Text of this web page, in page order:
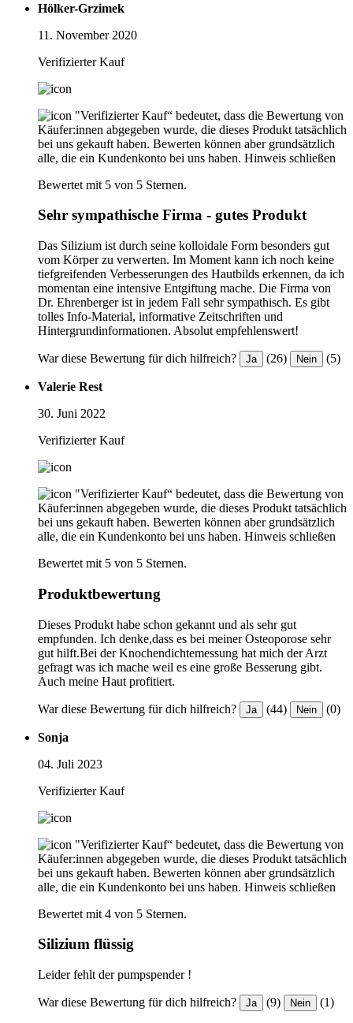
Hölker-Grzimek
11. November 2020
Verifizierter Kauf
"Verifizierter Kauf“ bedeutet, dass die Bewertung von
Käufer:innen abgegeben wurde, die dieses Produkt tatsächlich
bei uns gekauft haben. Bewerten können aber grundsätzlich
alle, die ein Kundenkonto bei uns haben. Hinweis schließen
Bewertet mit 5 von 5 Sternen.
Sehr sympathische Firma - gutes Produkt
Das Silizium ist durch seine kolloidale Form besonders gut
vom Körper zu verwerten. Im Moment kann ich noch keine
tiefgreifenden Verbesserungen des Hautbilds erkennen, da ich
momentan eine intensive Entgiftung mache. Die Firma von
Dr. Ehrenberger ist in jedem Fall sehr sympathisch. Es gibt
tolles Info-Material, informative Zeitschriften und
Hintergrundinformationen. Absolut empfehlenswert!
War diese Bewertung für dich hilfreich? Ja (26) Nein (5)
Valerie Rest
30. Juni 2022
Verifizierter Kauf
"Verifizierter Kauf“ bedeutet, dass die Bewertung von
Käufer:innen abgegeben wurde, die dieses Produkt tatsächlich
bei uns gekauft haben. Bewerten können aber grundsätzlich
alle, die ein Kundenkonto bei uns haben. Hinweis schließen
Bewertet mit 5 von 5 Sternen.
Produktbewertung
Dieses Produkt habe schon gekannt und als sehr gut
empfunden. Ich denke,dass es bei meiner Osteoporose sehr
gut hilft.Bei der Knochendichtemessung hat mich der Arzt
gefragt was ich mache weil es eine große Besserung gibt.
Auch meine Haut profitiert.
War diese Bewertung für dich hilfreich? Ja (44) Nein (0)
Sonja
04. Juli 2023
Verifizierter Kauf
"Verifizierter Kauf“ bedeutet, dass die Bewertung von
Käufer:innen abgegeben wurde, die dieses Produkt tatsächlich
bei uns gekauft haben. Bewerten können aber grundsätzlich
alle, die ein Kundenkonto bei uns haben. Hinweis schließen
Bewertet mit 4 von 5 Sternen.
Silizium flüssig
Leider fehlt der pumpspender !
War diese Bewertung für dich hilfreich? Ja (9) Nein (1)